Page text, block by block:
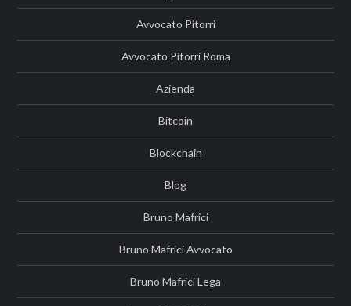
Avvocato Pitorri
Avvocato Pitorri Roma
Azienda
Bitcoin
Blockchain
Blog
Bruno Mafrici
Bruno Mafrici Avvocato
Bruno Mafrici Lega